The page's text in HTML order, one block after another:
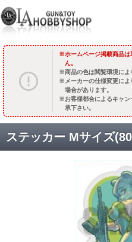
ホームページ掲載商品
ん。
商品の色は閲覧環境によ
メーカーの仕様変更に
場合があります。
お客様都合によるキャ
承下さい。